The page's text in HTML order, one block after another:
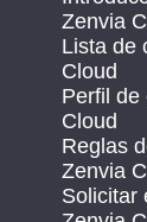
Zenvia
Lista de
Cloud
Perfil de
Cloud
Reglas
Zenvia
Solicitar